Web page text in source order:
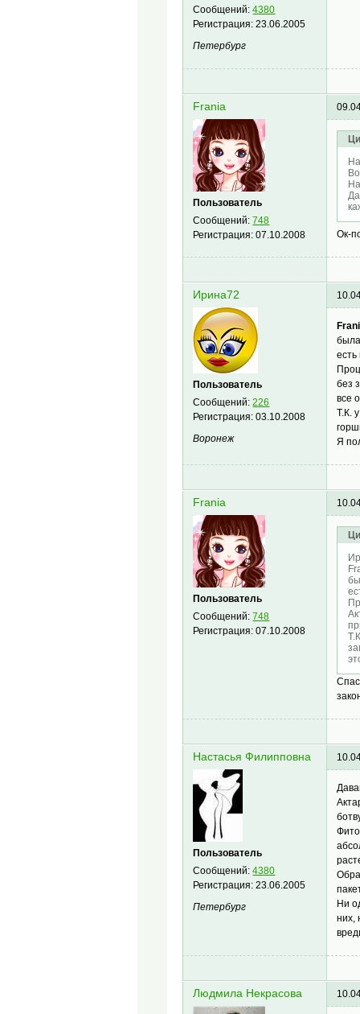
Сообщений:4380
Регистрация:23.06.2005
Петербург
Frania
Пользователь
Сообщений:748
Регистрация:07.10.2008 Ок-
Ирина72
Пользователь
Сообщений:226
Регистрация:03.10.2008
Воронеж
без
все
Т.К.
Я
Frania
Пользователь
Сообщений:748
Регистрация:07.10.2008
Настасья Филипповна
Пользователь
Сообщений:4380
Регистрация:23.06.2005
Петербург
Ни
них,
Людмила Некрасова